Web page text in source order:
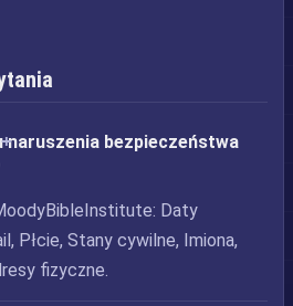
naruszenia bezpieczeństwa
Daty
Płcie, Stany cywilne, Imiona,
fizyczne.